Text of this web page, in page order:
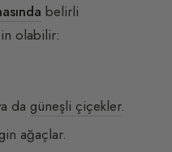
belirli
olabilir:
da güneşli çiçekler.
ağaçlar.